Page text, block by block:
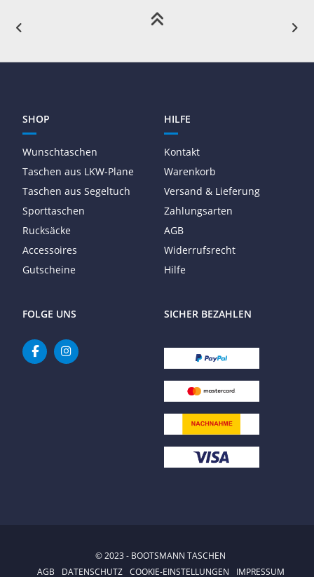
SHOP
Wunschtaschen
Taschen aus LKW-Plane
Taschen aus Segeltuch
Sporttaschen
Rucksäcke
Accessoires
Gutscheine
HILFE
Kontakt
Warenkorb
Versand & Lieferung
Zahlungsarten
AGB
Widerrufsrecht
Hilfe
FOLGE UNS SICHER BEZAHLEN
© 2023 - BOOTSMANN TASCHEN
AGB
DATENSCHUTZ COOKIE-EINSTELLUNGEN IMPRESSUM